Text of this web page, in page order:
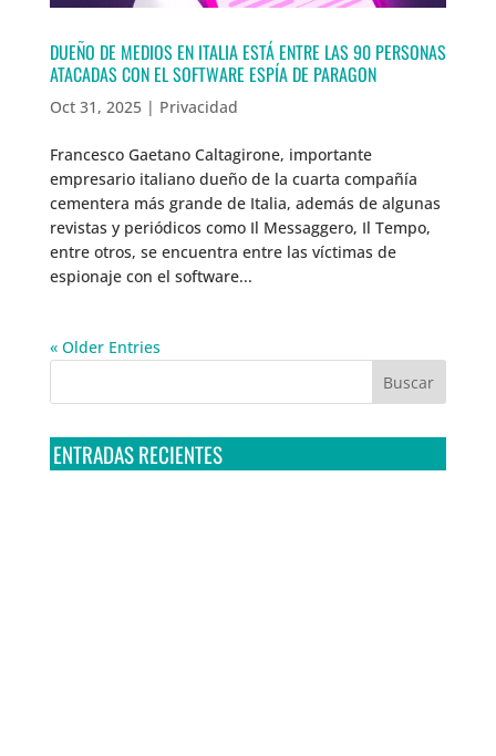
DUEÑO DE MEDIOS EN ITALIA ESTÁ ENTRE LAS 90 PERSONAS
ATACADAS CON EL SOFTWARE ESPÍA DE PARAGON
Oct 31, 2025| Privacidad
Francesco Gaetano Caltagirone, importante
empresario italiano dueño de la cuarta compañía
cementera más grande de Italia, además de algunas
revistas y periódicos como Il Messaggero, Il Tempo,
entre otros, se encuentra entre las víctimas de
espionaje con el software...
« Older Entries
ENTRADAS RECIENTES